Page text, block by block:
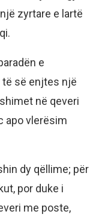
zyrtare e lartë
e
së enjtes një
në qeveri
apo vlerësim
dy qëllime; për
por duke i
me poste,